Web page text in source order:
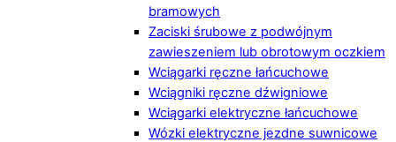
bramowych
Zaciski śrubowe z podwójnym
zawieszeniem lub obrotowym oczkiem
Wciągarki ręczne łańcuchowe
Wciągniki ręczne dźwigniowe
Wciągarki elektryczne łańcuchowe
Wózki elektryczne jezdne suwnicowe